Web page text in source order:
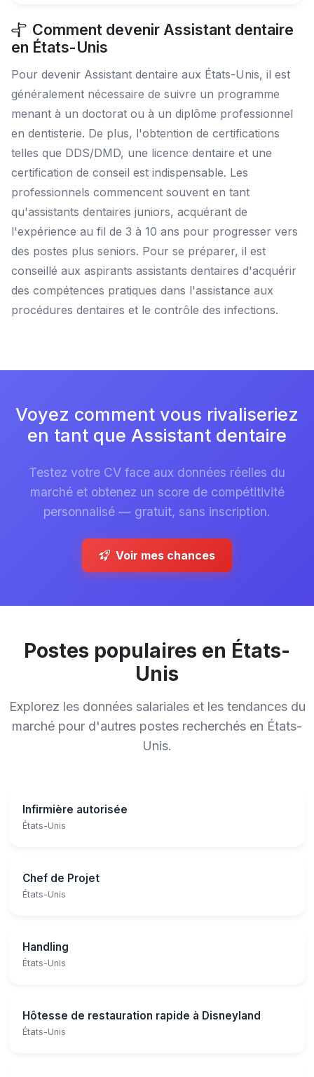
Comment devenir Assistant dentaire
en États-Unis
Pour devenir Assistant dentaire aux États-Unis, il est
généralement nécessaire de suivre un programme
menant à un doctorat ou à un diplôme professionnel
en dentisterie. De plus, l'obtention de certifications
telles que DDS/DMD, une licence dentaire et une
certification de conseil est indispensable. Les
professionnels commencent souvent en tant
qu'assistants dentaires juniors, acquérant de
l'expérience au fil de 3 à 10 ans pour progresser vers
des postes plus seniors. Pour se préparer, il est
conseillé aux aspirants assistants dentaires d'acquérir
des compétences pratiques dans l'assistance aux
procédures dentaires et le contrôle des infections.
Voyez comment vous rivaliseriez
en tant que Assistant dentaire
Testez votre CV face aux données réelles du
marché et obtenez un score de compétitivité
personnalisé — gratuit, sans inscription.
Voir mes chances
Postes populaires en États-
Unis
Explorez les données salariales et les tendances du
marché pour d'autres postes recherchés en États-
Unis.
Infirmière autorisée
États-Unis
Chef de Projet
États-Unis
Handling
États-Unis
Hôtesse de restauration rapide à Disneyland
États-Unis